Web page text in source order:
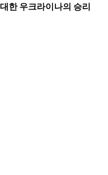
한 우크라이나의 승리